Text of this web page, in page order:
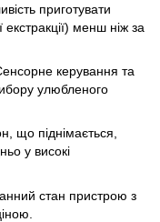
приготувати
менш ніж за
керування та
улюбленого
що піднімається,
у високі
стан пристрою з